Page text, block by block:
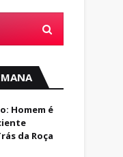
Homem é
da Roça